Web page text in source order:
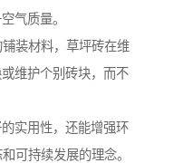
气质量。
装材料，草坪砖在维
维护个别砖块，而不
实用性，还能增强环
可持续发展的理念。